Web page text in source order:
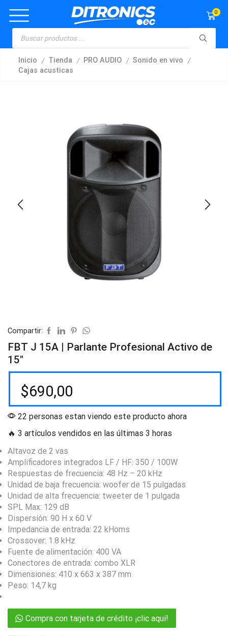
0
Inicio / Tienda / PRO AUDIO / Sonido en vivo /
Cajas acusticas
Compartir:
FBT J 15A | Parlante Profesional Activo de
15″
$690,00
22 personas estan viendo este producto ahora
🔥 3 artículos vendidos en las últimas 3 horas
Altavoz de 2 vas
Amplificadores integrados LF / HF: 350 / 100W
Respuestas de frecuencia: 48 Hz – 20 kHz
Unidad de baja frecuencia: woofer de 15 pulgadas
Unidad de alta frecuencia: tweeter de 1 pulgada
SPL Max: 129 dB
Dispersión: 90 H x 60 V
Impedancia de entrada: 22 kHoms
Crossover: 1.8 kHz
Fuente de alimentación: 400 VA
Conectores de entrada: combo XLR
Dimensiones: 410 x 663 x 387 mm
Peso: 14,7 kg
Compra con tarjeta de crédito ¡clic aquí!